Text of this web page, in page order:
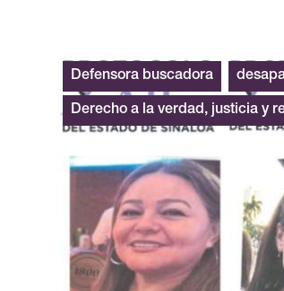
Defensora buscadora
Derecho a la verdad, justicia y